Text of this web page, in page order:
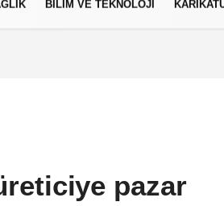
BİLİM VE TEKNOLOJİ
pazar